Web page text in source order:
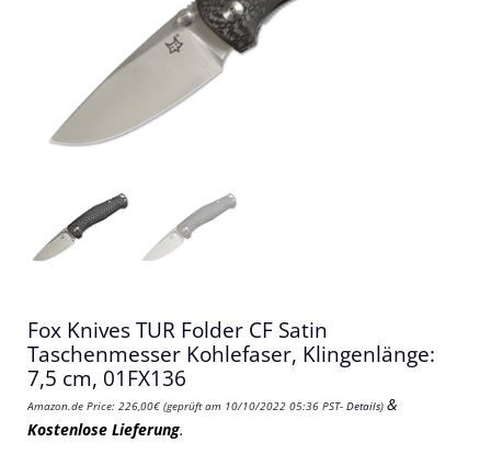
Fox Knives TUR Folder CF Satin
Taschenmesser Kohlefaser, Klingenlänge:
7,5 cm, 01FX136
Amazon.de Price: 226,00€ (geprüft am 10/10/2022 05:36 PST- Details) &
Kostenlose Lieferung.